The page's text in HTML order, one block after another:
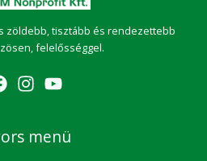
zöldebb, tisztább és rendezettebb
felelősséggel.
menü